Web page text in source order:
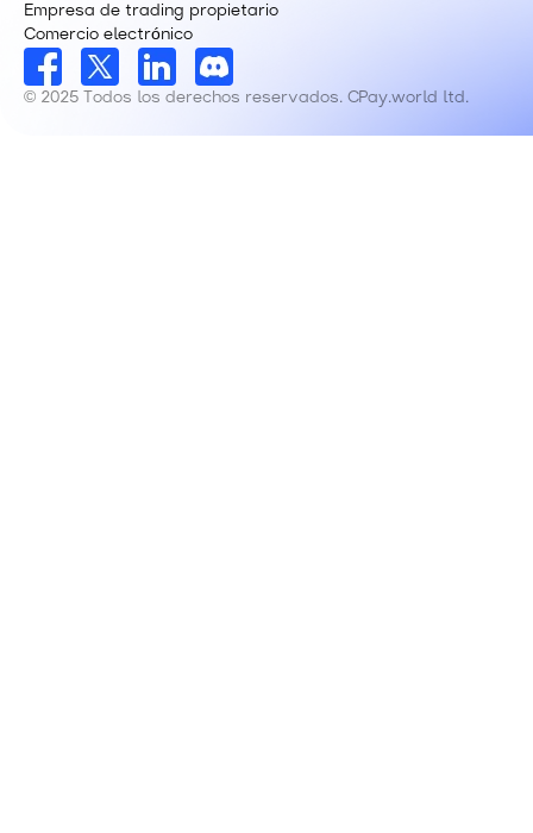
Empresa de trading propietario
Comercio electrónico
© 2025 Todos los derechos reservados. CPay.world ltd.